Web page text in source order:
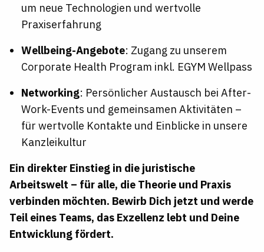
um neue Technologien und wertvolle
Praxiserfahrung
Wellbeing-Angebote: Zugang zu unserem
Corporate Health Program inkl. EGYM Wellpass
Networking: Persönlicher Austausch bei After-
Work-Events und gemeinsamen Aktivitäten –
für wertvolle Kontakte und Einblicke in unsere
Kanzleikultur
Ein direkter Einstieg in die juristische
Arbeitswelt – für alle, die Theorie und Praxis
verbinden möchten. Bewirb Dich jetzt und werde
Teil eines Teams, das Exzellenz lebt und Deine
Entwicklung fördert.